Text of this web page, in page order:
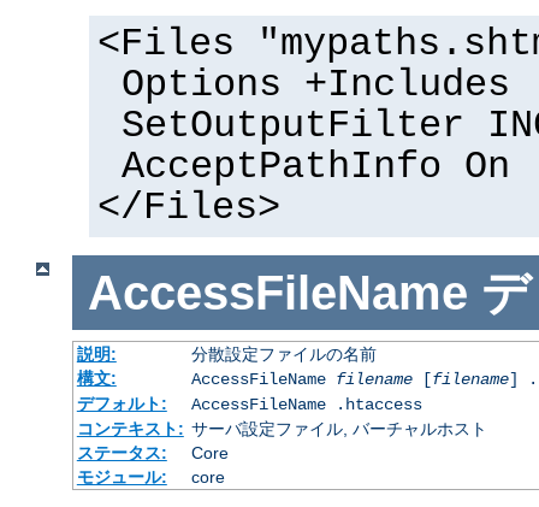
<Files
Options +Includes
SetOutputFilter
AcceptPathInfo On
</Files>
AccessFileName
説明:
分散設定ファイルの名前
構文:
AccessFileName filename[filename]
デフォルト:
AccessFileName .htaccess
コンテキスト: サーバ設定ファイル, バーチャルホスト
ステータス:
Core
モジュール:
core